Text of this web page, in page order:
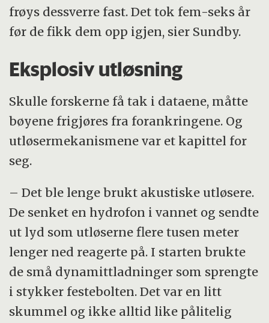
frøys dessverre fast. Det tok fem-seks år
før de fikk dem opp igjen, sier Sundby.
Eksplosiv utløsning
Skulle forskerne få tak i dataene, måtte
bøyene frigjøres fra forankringene. Og
utløsermekanismene var et kapittel for
seg.
– Det ble lenge brukt akustiske utløsere.
De senket en hydrofon i vannet og sendte
ut lyd som utløserne flere tusen meter
lenger ned reagerte på. I starten brukte
de små dynamittladninger som sprengte
i stykker festebolten. Det var en litt
skummel og ikke alltid like pålitelig